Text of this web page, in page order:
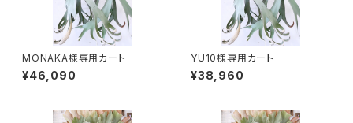
MONAKA様専用カート
¥46,090
YU10様専用カート
¥38,960